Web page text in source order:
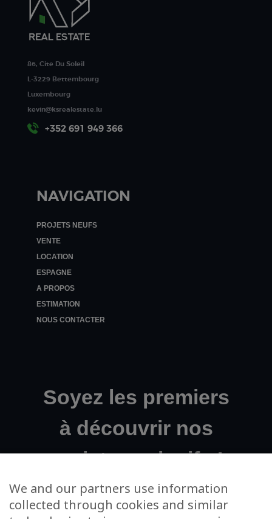
86, Cite Du Soleil
L-3229 Bettembourg
Luxembourg
kevin@ksrealestate.lu
+352 691 949 366
NAVIGATION
PROJETS NEUFS
VENTE
LOCATION
ESPAGNE
A PROPOS
ESTIMATION
NOUS CONTACTER
Soyez les premiers
à découvrir nos
projets exclusifs !
Votre adresse email
We and our partners use information
collected through cookies and similar